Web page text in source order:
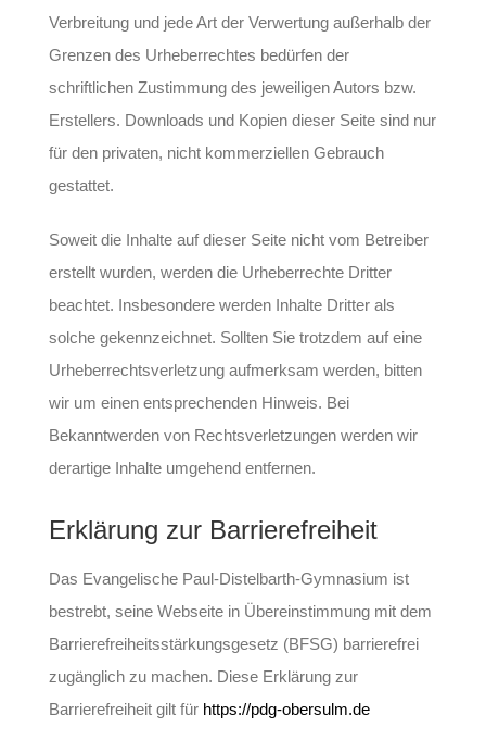
Verbreitung und jede Art der Verwertung außerhalb der
Grenzen des Urheberrechtes bedürfen der
schriftlichen Zustimmung des jeweiligen Autors bzw.
Erstellers. Downloads und Kopien dieser Seite sind nur
für den privaten, nicht kommerziellen Gebrauch
gestattet.
Soweit die Inhalte auf dieser Seite nicht vom Betreiber
erstellt wurden, werden die Urheberrechte Dritter
beachtet. Insbesondere werden Inhalte Dritter als
solche gekennzeichnet. Sollten Sie trotzdem auf eine
Urheberrechtsverletzung aufmerksam werden, bitten
wir um einen entsprechenden Hinweis. Bei
Bekanntwerden von Rechtsverletzungen werden wir
derartige Inhalte umgehend entfernen.
Erklärung zur Barrierefreiheit
Das Evangelische Paul-Distelbarth-Gymnasium ist
bestrebt, seine Webseite in Übereinstimmung mit dem
Barrierefreiheitsstärkungsgesetz (BFSG) barrierefrei
zugänglich zu machen. Diese Erklärung zur
Barrierefreiheit gilt für https://pdg-obersulm.de